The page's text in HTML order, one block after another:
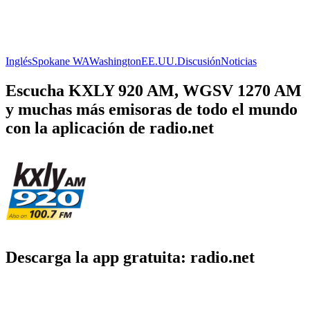
InglésSpokane WAWashingtonEE.UU.DiscusiónNoticias
Escucha KXLY 920 AM, WGSV 1270 AM
y muchas más emisoras de todo el mundo
con la aplicación de radio.net
Descarga la app gratuita: radio.net